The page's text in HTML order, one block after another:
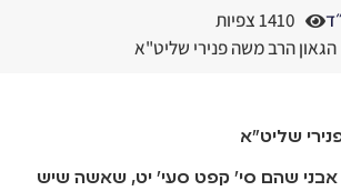
1410 צפיות
הגאון הרב משה פנירי שליט"א
שליט"א
אבני שהם סי' קפט סעי' יט, שאשה שיש